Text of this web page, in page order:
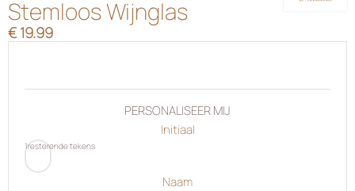
Stemloos Wijnglas
€ 19.99
PERSONALISEER MIJ
Initiaal
1resterende tekens
Naam